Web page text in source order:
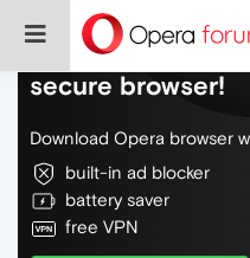
Do more on the
secure browser!
Download Opera browser
built-in ad blocker
battery saver
free VPN